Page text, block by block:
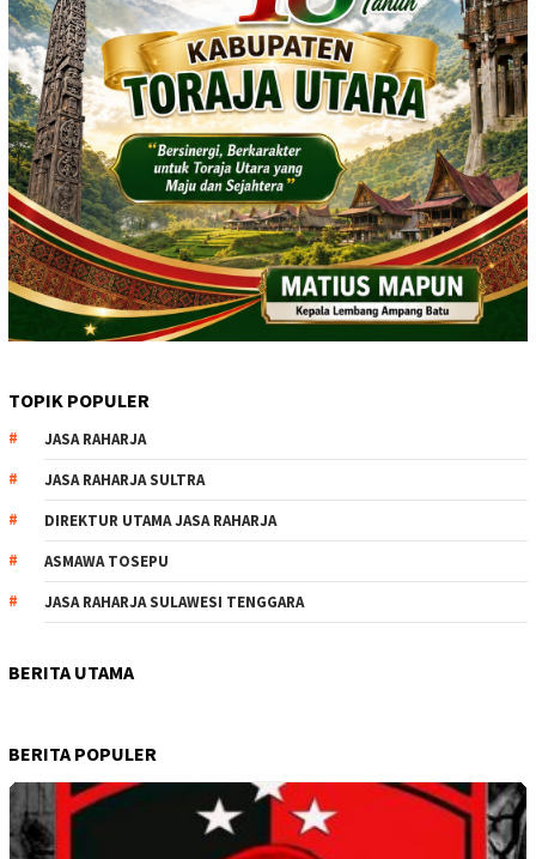
TOPIK POPULER
JASA RAHARJA
JASA RAHARJA SULTRA
DIREKTUR UTAMA JASA RAHARJA
ASMAWA TOSEPU
JASA RAHARJA SULAWESI TENGGARA
BERITA UTAMA
BERITA POPULER